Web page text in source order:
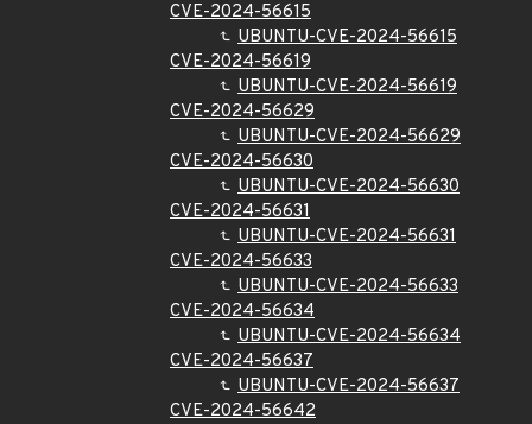
CVE-2024-56615
UBUNTU-CVE-2024-56615
CVE-2024-56619
UBUNTU-CVE-2024-56619
CVE-2024-56629
UBUNTU-CVE-2024-56629
CVE-2024-56630
UBUNTU-CVE-2024-56630
CVE-2024-56631
UBUNTU-CVE-2024-56631
CVE-2024-56633
UBUNTU-CVE-2024-56633
CVE-2024-56634
UBUNTU-CVE-2024-56634
CVE-2024-56637
UBUNTU-CVE-2024-56637
CVE-2024-56642